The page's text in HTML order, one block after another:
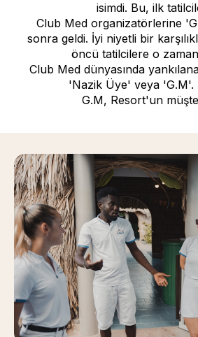
isimdi. Bu, ilk
Club Med organizatörlerine
sonra geldi. İyi niyetli bir
öncü tatilcilere o
Club Med dünyasında
'Nazik Üye' veya 'G.M'.
G.M, Resort'un